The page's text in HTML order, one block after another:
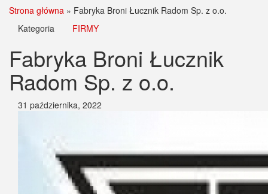
Strona główna » Fabryka Broni Łucznik Radom Sp. z o.o.
Kategoria
FIRMY
Fabryka Broni Łucznik
Radom Sp. z o.o.
31 października, 2022